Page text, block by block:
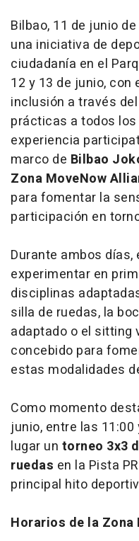
Bilbao, 11 de junio
una iniciativa de
ciudadanía en el
12 y 13 de junio,
inclusión a través
prácticas a todos
experiencia
marco de Bilbao
Zona MoveNow
para fomentar la
participación en
Durante ambos días,
experimentar en
disciplinas
silla de ruedas, la
adaptado o el sitting
concebido para
estas modalidades
Como momento
junio, entre las
lugar un torneo 3x3
ruedas en la Pista
principal hito
Horarios de la Zona